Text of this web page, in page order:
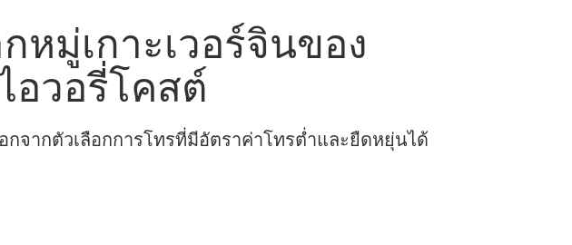
หมู่เกาะเวอร์จินของ
อวอรี่โคสต์
จากตัวเลือกการโทรที่มีอัตราค่าโทรต่ำและยืดหยุ่นได้